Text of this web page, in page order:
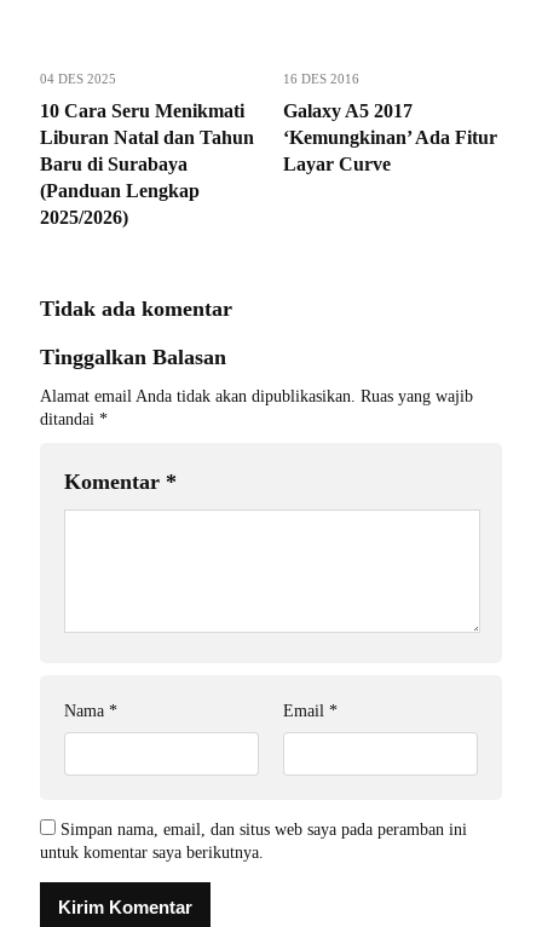
04 DES 2025
10 Cara Seru Menikmati
Liburan Natal dan Tahun
Baru di Surabaya
(Panduan Lengkap
2025/2026)
16 DES 2016
Galaxy A5 2017
‘Kemungkinan’ Ada Fitur
Layar Curve
Tidak ada komentar
Tinggalkan Balasan
Alamat email Anda tidak akan dipublikasikan. Ruas yang wajib
ditandai *
Komentar *
Nama * Email *
Simpan nama, email, dan situs web saya pada peramban ini
untuk komentar saya berikutnya.